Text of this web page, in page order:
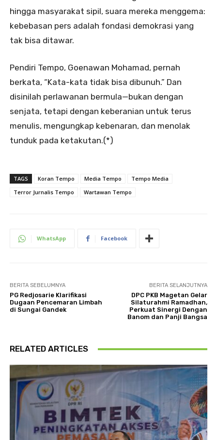
hingga masyarakat sipil, suara mereka menggema:
kebebasan pers adalah fondasi demokrasi yang
tak bisa ditawar.
Pendiri Tempo, Goenawan Mohamad, pernah
berkata, “Kata-kata tidak bisa dibunuh.” Dan
disinilah perlawanan bermula—bukan dengan
senjata, tetapi dengan keberanian untuk terus
menulis, mengungkap kebenaran, dan menolak
tunduk pada ketakutan.(*)
TAGS Koran Tempo Media Tempo
Tempo Media
Terror Jurnalis Tempo
Wartawan Tempo
WhatsApp Facebook
BERITA SEBELUMNYA
PG Redjosarie Klarifikasi
Dugaan Pencemaran Limbah
di Sungai Gandek
BERITA SELANJUTNYA
DPC PKB Magetan Gelar
Silaturahmi Ramadhan,
Perkuat Sinergi Dengan
Banom dan Panji Bangsa
RELATED ARTICLES